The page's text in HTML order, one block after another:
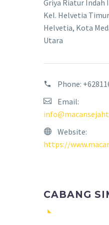
Griya Riatur Indah
Kel. Helvetia
Helvetia, Kota
Utara
Phone:
Email:
Website:
https://
CABANG